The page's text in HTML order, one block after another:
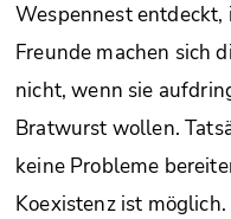
Wespennest
Freunde machen sich
nicht, wenn sie
Bratwurst wollen.
keine Probleme
Koexistenz ist möglich.